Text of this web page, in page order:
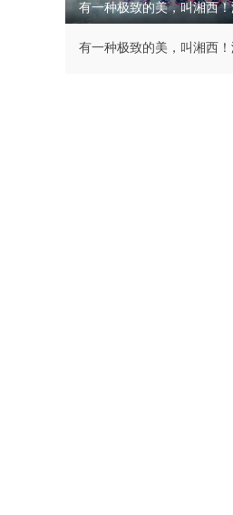
有一种极致的美，叫湘西